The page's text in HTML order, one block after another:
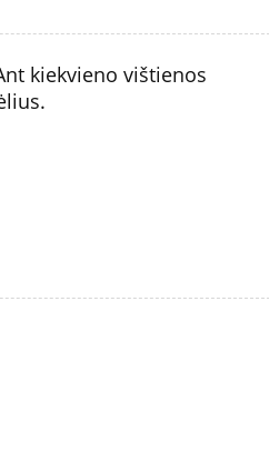
kiekvieno vištienos